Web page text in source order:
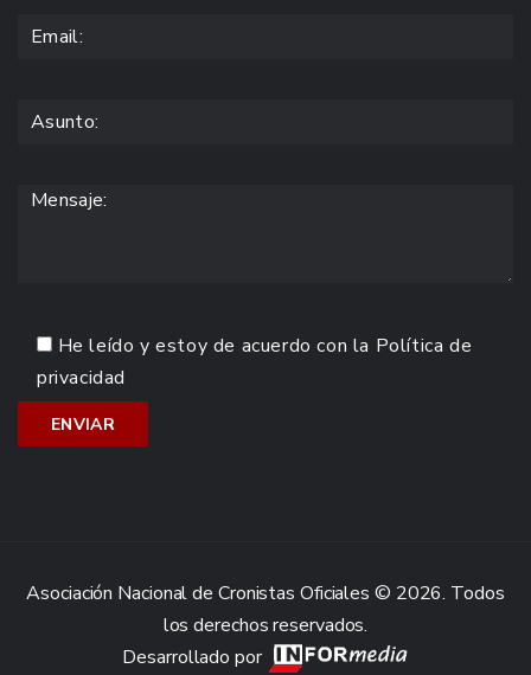
He leído y estoy de acuerdo con la Política de
privacidad
Asociación Nacional de Cronistas Oficiales © 2026. Todos
los derechos reservados.
Desarrollado por